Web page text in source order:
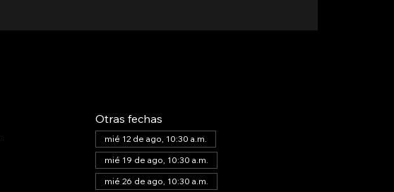
Otras fechas
mié 12 de ago, 10:30 a.m.
mié 19 de ago, 10:30 a.m.
mié 26 de ago, 10:30 a.m.